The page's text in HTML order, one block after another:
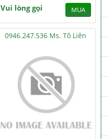
Vui lòng gọi MUA
0946.247.536 Ms. Tô Liên